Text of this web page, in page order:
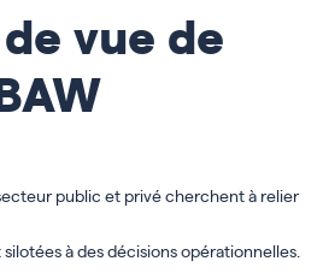
vue de
public et privé cherchent à relier
à des décisions opérationnelles.